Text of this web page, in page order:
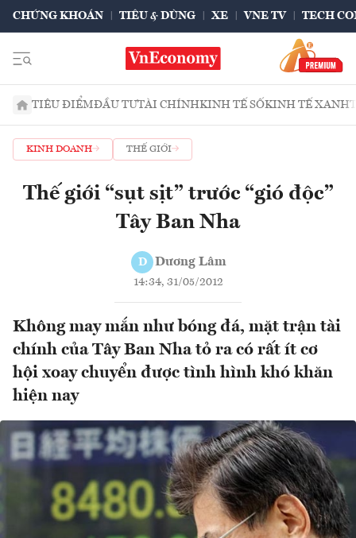
CHỨNG KHOÁN TIÊU & DÙNG XE VNE TV TECH
TIÊU ĐIỂMĐẦU TƯTÀI CHÍNHKINH TẾ SỐKINH TẾ XANH
KINH DOANH THẾ GIỚI
Thế giới “sụt sịt” trước “gió độc”
Tây Ban Nha
D Dương Lâm
14:34, 31/05/2012
Không may mắn như bóng đá, mặt trận tài
chính của Tây Ban Nha tỏ ra có rất ít cơ
hội xoay chuyển được tình hình khó khăn
hiện nay